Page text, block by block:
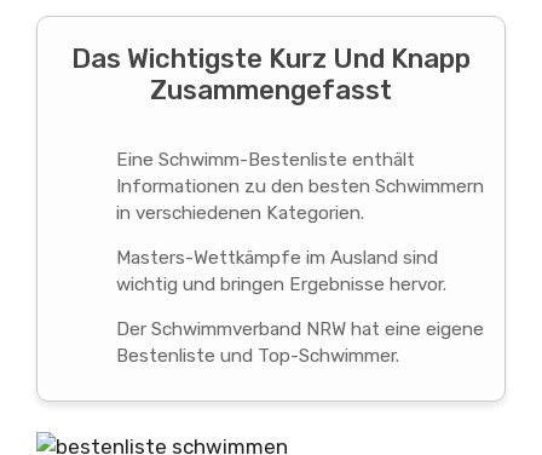
Das Wichtigste Kurz Und Knapp
Zusammengefasst
Eine Schwimm-Bestenliste enthält
Informationen zu den besten Schwimmern
in verschiedenen Kategorien.
Masters-Wettkämpfe im Ausland sind
wichtig und bringen Ergebnisse hervor.
Der Schwimmverband NRW hat eine eigene
Bestenliste und Top-Schwimmer.